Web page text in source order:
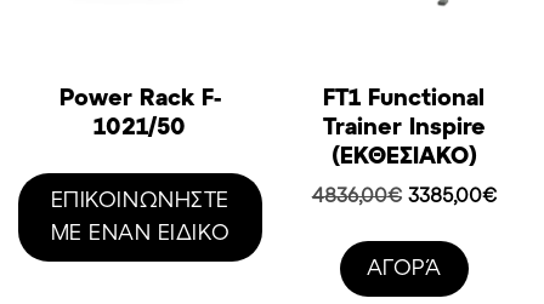
Power Rack F-
1021/50
ΕΠΙΚΟΙΝΩΝΗΣΤΕ
ΜΕ ΕΝΑΝ ΕΙΔΙΚΟ
FT1 Functional
Trainer Inspire
(ΕΚΘΕΣΙΑΚΟ)
4836,00€ Original
was:
4836,00€.
3385,00€Η
AΓΟΡΆ